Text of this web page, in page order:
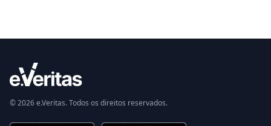
© 2026 e.Veritas. Todos os direitos reservados.